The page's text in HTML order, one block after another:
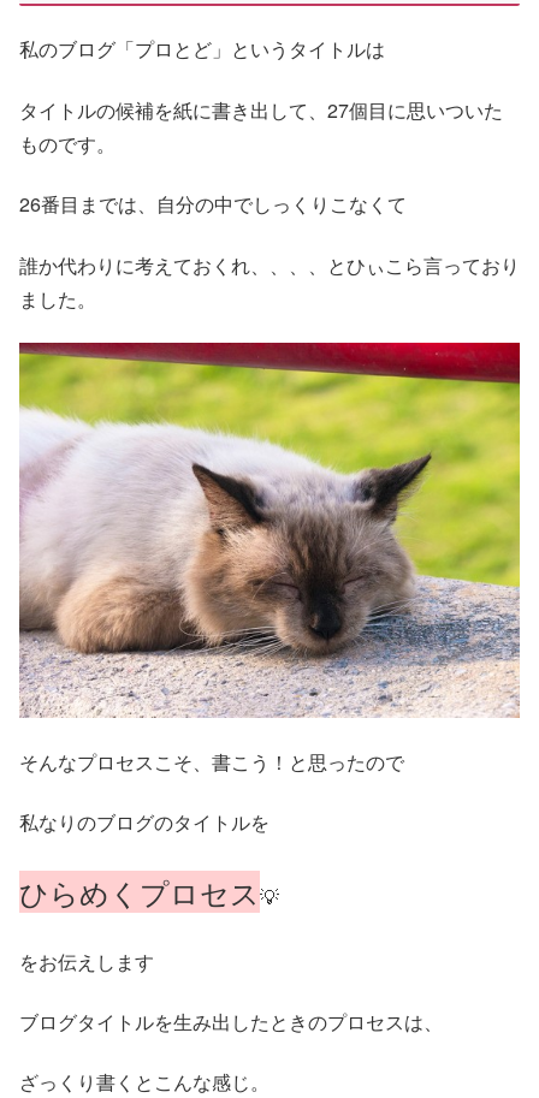
私のブログ「プロとど」というタイトルは
タイトルの候補を紙に書き出して、27個目に思いついた
ものです。
26番目までは、自分の中でしっくりこなくて
誰か代わりに考えておくれ、、、、とひぃこら言っており
ました。
そんなプロセスこそ、書こう！と思ったので
私なりのブログのタイトルを
ひらめくプロセス💡
をお伝えします
ブログタイトルを生み出したときのプロセスは、
ざっくり書くとこんな感じ。